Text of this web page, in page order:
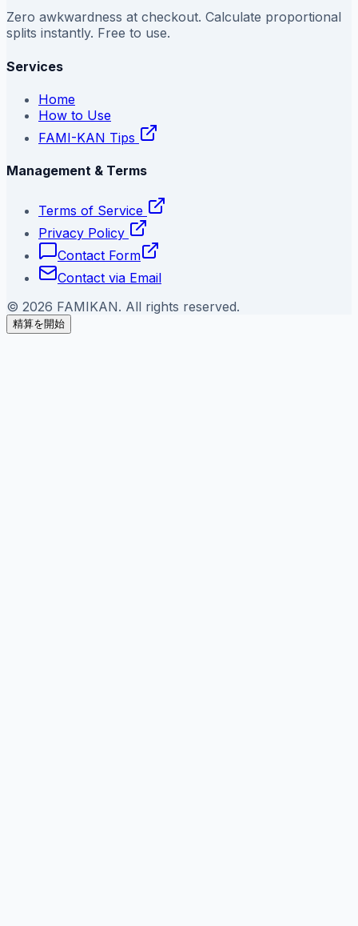
Zero awkwardness at checkout. Calculate proportional
splits instantly. Free to use.
Services
Home
How to Use
FAMI-KAN Tips
Management & Terms
Terms of Service
Privacy Policy
Contact Form
Contact via Email
© 2026 FAMIKAN. All rights reserved.
精算を開始